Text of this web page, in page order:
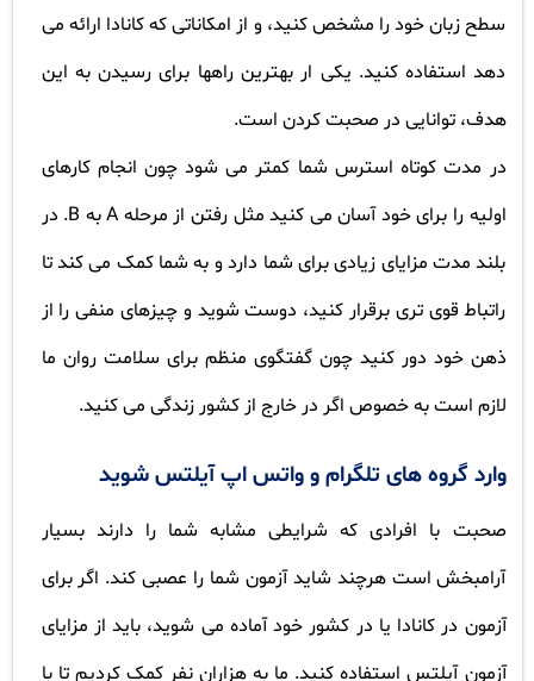
سطح زبان خود را مشخص کنید، و از امکاناتی که کانادا ارائه می
دهد استفاده کنید. یکی ار بهترین راهها برای رسیدن به این
هدف، توانایی در صحبت کردن است.
در مدت کوتاه استرس شما کمتر می شود چون انجام کارهای
اولیه را برای خود آسان می کنید مثل رفتن از مرحله A به B. در
بلند مدت مزایای زیادی برای شما دارد و به شما کمک می کند تا
راتباط قوی تری برقرار کنید، دوست شوید و چیزهای منفی را از
ذهن خود دور کنید چون گفتگوی منظم برای سلامت روان ما
لازم است به خصوص اگر در خارج از کشور زندگی می کنید.
وارد گروه های تلگرام و واتس اپ آیلتس شوید
صحبت با افرادی که شرایطی مشابه شما را دارند بسیار
آرامبخش است هرچند شاید آزمون شما را عصبی کند. اگر برای
آزمون در کانادا یا در کشور خود آماده می شوید، باید از مزایای
آزمون آیلتس استفاده کنید. ما به هزاران نفر کمک کردیم تا با